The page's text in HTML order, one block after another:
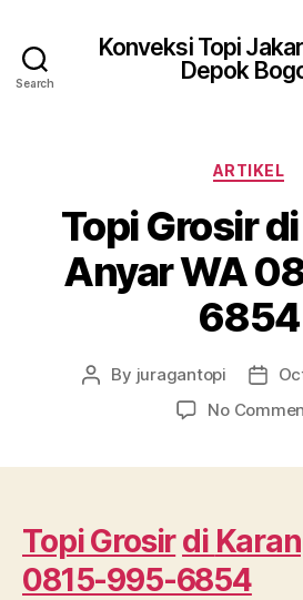
Search
Konveksi Topi
Depok
ARTIKEL
Topi Grosir
Anyar WA
6854
Post
By juragantopi
Post
No
Topi Grosirdi
0815-995-6854